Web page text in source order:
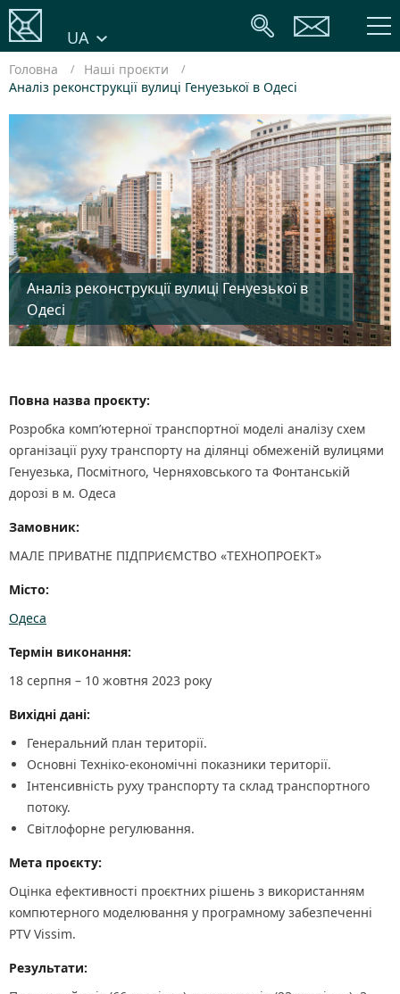
UA
Головна
Наші проєкти
Аналіз реконструкції вулиці Генуезької в Одесі
Аналіз реконструкції вулиці Генуезької в
Одесі
Повна назва проєкту:
Розробка компʼютерної транспортної моделі аналізу схем
організації руху транспорту на ділянці обмеженій вулицями
Генуезька, Посмітного, Черняховського та Фонтанській
дорозі в м. Одеса
Замовник:
МАЛЕ ПРИВАТНЕ ПІДПРИЄМСТВО «ТЕХНОПРОЕКТ»
Місто:
Одеса
Термін виконання:
18 серпня – 10 жовтня 2023 року
Вихідні дані:
Генеральний план території.
Основні Техніко-економічні показники території.
Інтенсивність руху транспорту та склад транспортного
потоку.
Світлофорне регулювання.
Мета проєкту:
Оцінка ефективності проєктних рішень з використанням
компютерного моделювання у програмному забезпеченні
PTV Vissim.
Результати: